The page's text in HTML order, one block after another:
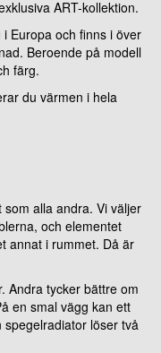
ART-kollektion.
Europa och finns i över
Beroende på modell
färg.
du värmen i hela
alla andra. Vi väljer
och elementet
annat i rummet. Då är
Andra tycker bättre om
en smal vägg kan ett
löser två